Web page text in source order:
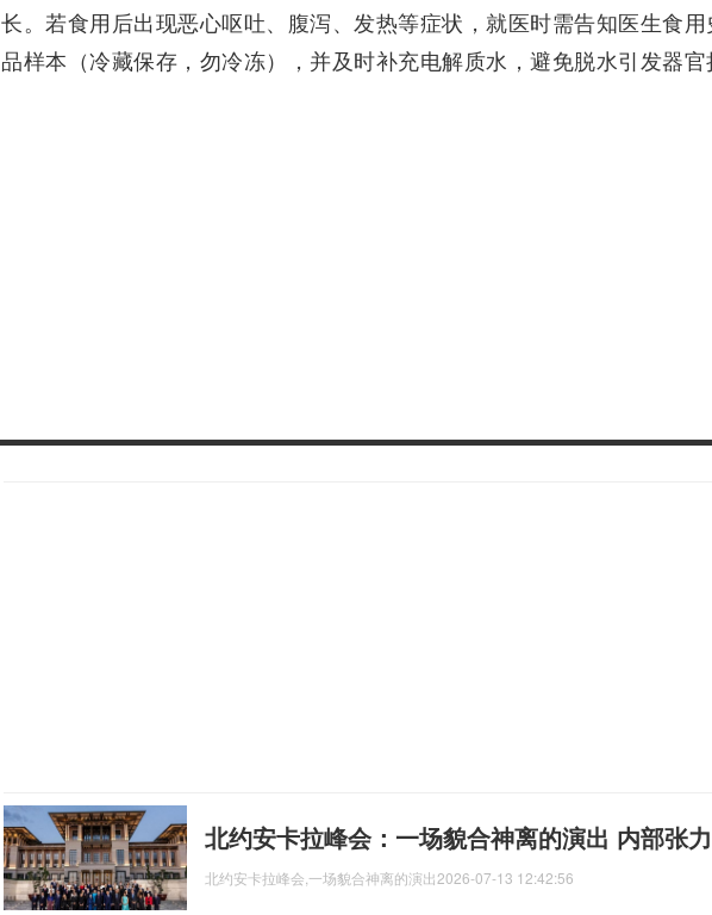
长。若食用后出现恶心呕吐、腹泻、发热等症状，就医时需告知医生食
品样本（冷藏保存，勿冷冻），并及时补充电解质水，避免脱水引发器官
北约安卡拉峰会：一场貌合神离的演出 内部张
北约安卡拉峰会,一场貌合神离的演出2026-07-13 12:42:56